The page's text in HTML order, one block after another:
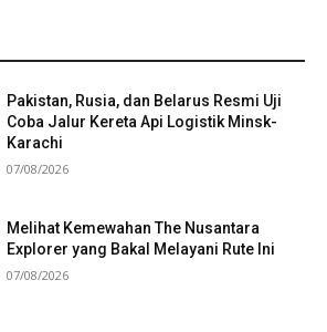
Pakistan, Rusia, dan Belarus Resmi Uji
Coba Jalur Kereta Api Logistik Minsk-
Karachi
07/08/2026
Melihat Kemewahan The Nusantara
Explorer yang Bakal Melayani Rute Ini
07/08/2026